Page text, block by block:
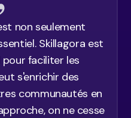
non seulement
Skillagora est
faciliter les
s'enrichir des
communautés en
on ne cesse